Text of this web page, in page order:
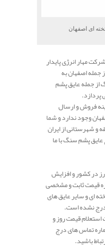
ای اصفهان
مهار انرژی پایدار
جمله اصفهان به
جمله عایق پشم
فروش و ارسال
وجود ندارد و شما
و شهرستانی از ایران
پشم سنگ با ما
در کشور و افزایش
قیمت ثابت و مشخصی
ای و سایر عایق های
نشده است.
قیمت روز و
تماس های درج
باشید.